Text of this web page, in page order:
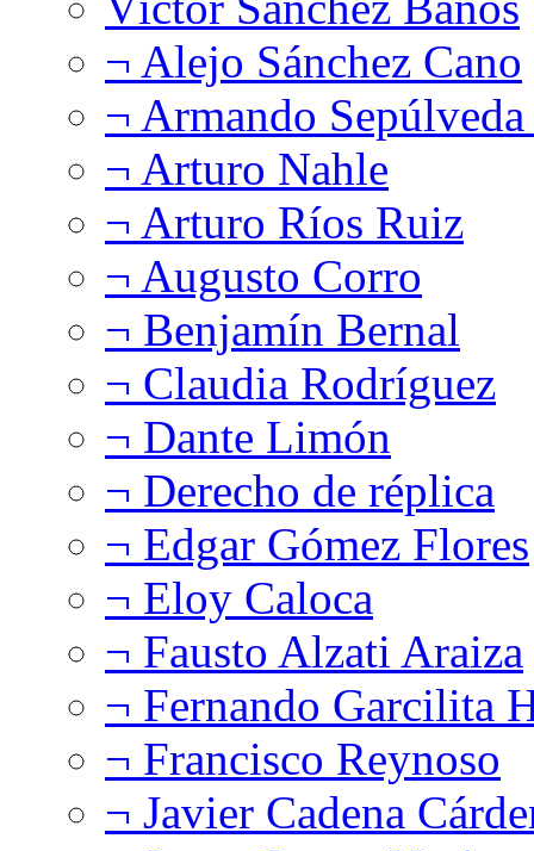
¬ Alejo Sánchez Cano
¬ Armando
¬ Arturo Nahle
¬ Arturo Ríos Ruiz
¬ Augusto Corro
¬ Benjamín Bernal
¬ Claudia Rodríguez
¬ Dante Limón
¬ Derecho de réplica
¬ Edgar Gómez Flores
¬ Eloy Caloca
¬ Fausto Alzati Araiza
¬ Fernando Garcilita
¬ Francisco Reynoso
¬ Javier Cadena